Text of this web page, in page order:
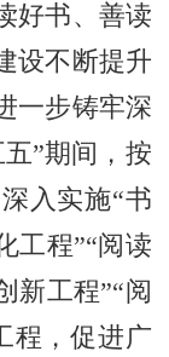
好书、善读
设不断提升
一步铸牢深
”期间，按
入实施“书
工程”“阅读
新工程”“阅
程，促进广